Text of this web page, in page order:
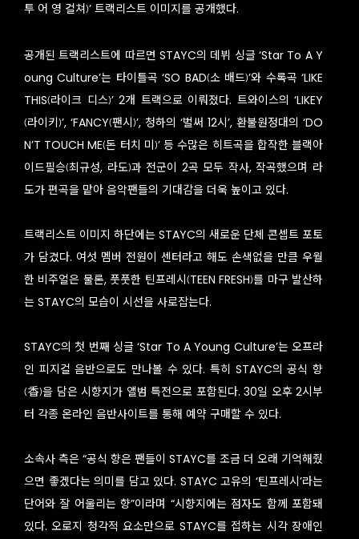
투 어 영 컬쳐)’ 트랙리스트 이미지를 공개했다.
공개된 트랙리스트에 따르면 STAYC의 데뷔 싱글 ‘Star To A Y
oung Culture’는 타이틀곡 ‘SO BAD(소 배드)’와 수록곡 ‘LIKE
THIS(라이크 디스)’ 2개 트랙으로 이뤄졌다. 트와이스의 ‘LIKEY
(라이키)’, ‘FANCY(팬시)’, 청하의 ‘벌써 12시’, 환불원정대의 ‘DO
N’T TOUCH ME(돈 터치 미)’ 등 수많은 히트곡을 합작한 블랙아
이드필승(최규성, 라도)과 전군이 2곡 모두 작사, 작곡했으며 라
도가 편곡을 맡아 음악팬들의 기대감을 더욱 높이고 있다.
트랙리스트 이미지 하단에는 STAYC의 새로운 단체 콘셉트 포토
가 담겼다. 여섯 멤버 전원이 센터라고 해도 손색없을 만큼 우월
한 비주얼은 물론, 풋풋한 틴프레시(TEEN FRESH)를 마구 발산하
는 STAYC의 모습이 시선을 사로잡는다.
STAYC의 첫 번째 싱글 ‘Star To A Young Culture’는 오프라
인 피지컬 음반으로도 만나볼 수 있다. 특히 STAYC의 공식 향
(香)을 담은 시향지가 앨범 특전으로 포함된다. 30일 오후 2시부
터 각종 온라인 음반사이트를 통해 예약 구매할 수 있다.
소속사 측은 “공식 향은 팬들이 STAYC를 조금 더 오래 기억해줬
으면 좋겠다는 의미를 담고 있다. STAYC 고유의 ‘틴프레시’라는
단어와 잘 어울리는 향”이라며 “시향지에는 점자도 함께 포함돼
있다. 오로지 청각적 요소만으로 STAYC를 접하는 시각 장애인